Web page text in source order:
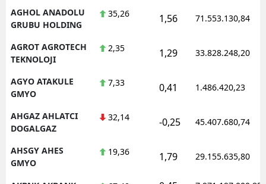
AGHOL ANADOLU
GRUBU HOLDING
35,26 1,56 71.553.130,84
AGROT AGROTECH
TEKNOLOJI
2,35 1,29 33.828.248,20
AGYO ATAKULE
GMYO
7,33 0,41 1.486.420,23
AHGAZ AHLATCI
DOGALGAZ
32,14 -0,25 45.407.680,74
AHSGY AHES
GMYO
19,36 1,79 29.155.635,80